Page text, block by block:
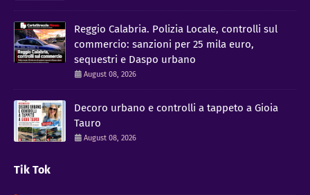
Reggio Calabria. Polizia Locale, controlli sul
commercio: sanzioni per 25 mila euro,
sequestri e Daspo urbano
August 08, 2026
Decoro urbano e controlli a tappeto a Gioia
Tauro
August 08, 2026
Tik Tok